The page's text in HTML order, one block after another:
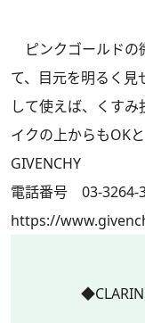
ピンクゴールドの
て、目元を明るく見
して使えば、くす
イクの上からもOK
GIVENCHY
電話番号 03-3264-
https://